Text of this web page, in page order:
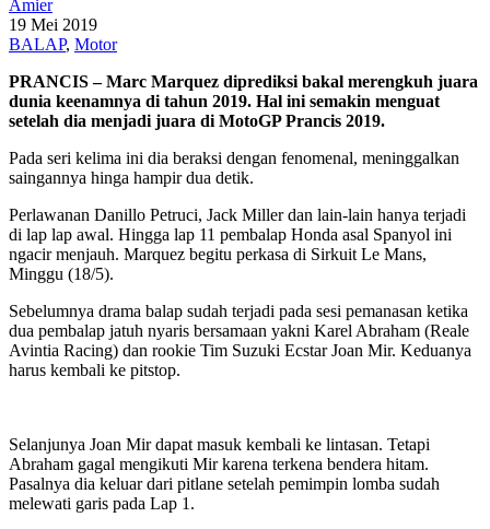
Amier
19 Mei 2019
BALAP, Motor
PRANCIS – Marc Marquez diprediksi bakal merengkuh juara
dunia keenamnya di tahun 2019. Hal ini semakin menguat
setelah dia menjadi juara di MotoGP Prancis 2019.
Pada seri kelima ini dia beraksi dengan fenomenal, meninggalkan
saingannya hinga hampir dua detik.
Perlawanan Danillo Petruci, Jack Miller dan lain-lain hanya terjadi
di lap lap awal. Hingga lap 11 pembalap Honda asal Spanyol ini
ngacir menjauh. Marquez begitu perkasa di Sirkuit Le Mans,
Minggu (18/5).
Sebelumnya drama balap sudah terjadi pada sesi pemanasan ketika
dua pembalap jatuh nyaris bersamaan yakni Karel Abraham (Reale
Avintia Racing) dan rookie Tim Suzuki Ecstar Joan Mir. Keduanya
harus kembali ke pitstop.
Selanjunya Joan Mir dapat masuk kembali ke lintasan. Tetapi
Abraham gagal mengikuti Mir karena terkena bendera hitam.
Pasalnya dia keluar dari pitlane setelah pemimpin lomba sudah
melewati garis pada Lap 1.